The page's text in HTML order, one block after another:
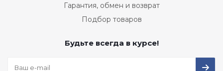
Гарантия, обмен и возврат
Подбор товаров
Будьте всегда в курсе!